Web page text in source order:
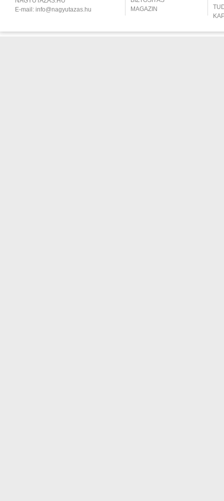
E-mail: info@nagyutazas.hu
MAGAZIN